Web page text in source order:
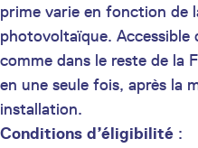
prime varie en fonction de
photovoltaïque. Accessible
comme dans le reste de la
en une seule fois, après la
installation.
Conditions d’éligibilité :